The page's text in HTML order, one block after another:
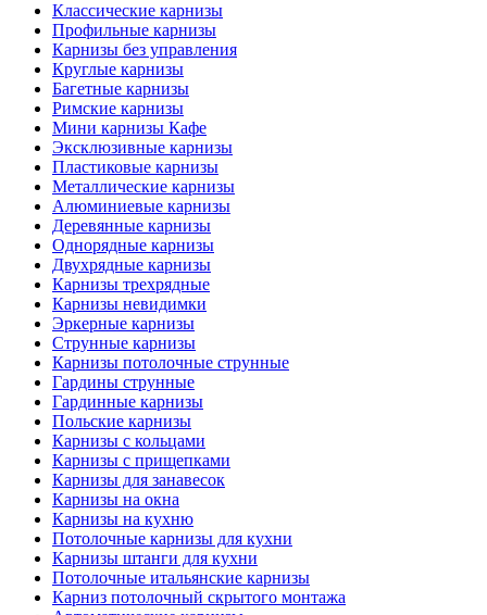
Классические карнизы
Профильные карнизы
Карнизы без управления
Круглые карнизы
Багетные карнизы
Римские карнизы
Мини карнизы Кафе
Эксклюзивные карнизы
Пластиковые карнизы
Металлические карнизы
Алюминиевые карнизы
Деревянные карнизы
Однорядные карнизы
Двухрядные карнизы
Карнизы трехрядные
Карнизы невидимки
Эркерные карнизы
Струнные карнизы
Карнизы потолочные струнные
Гардины струнные
Гардинные карнизы
Польские карнизы
Карнизы с кольцами
Карнизы с прищепками
Карнизы для занавесок
Карнизы на окна
Карнизы на кухню
Потолочные карнизы для кухни
Карнизы штанги для кухни
Потолочные итальянские карнизы
Карниз потолочный скрытого монтажа